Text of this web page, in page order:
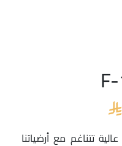

تتناغم مع أرضياتنا